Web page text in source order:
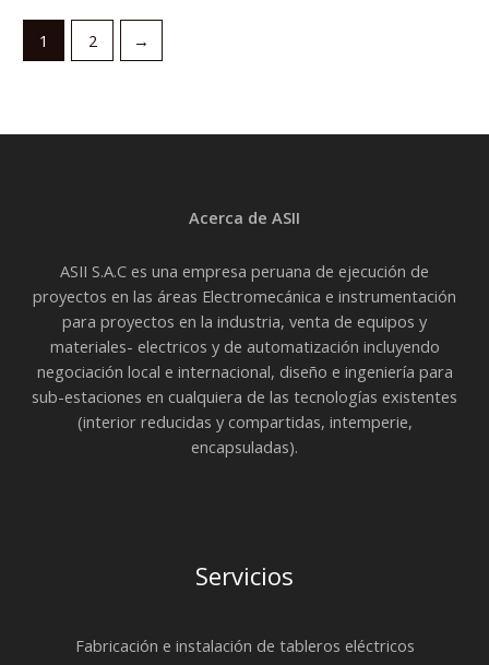
1 2 →
Acerca de ASII
ASII S.A.C es una empresa peruana de ejecución de
proyectos en las áreas Electromecánica e instrumentación
para proyectos en la industria, venta de equipos y
materiales- electricos y de automatización incluyendo
negociación local e internacional, diseño e ingeniería para
sub-estaciones en cualquiera de las tecnologías existentes
(interior reducidas y compartidas, intemperie,
encapsuladas).
Servicios
Fabricación e instalación de tableros eléctricos